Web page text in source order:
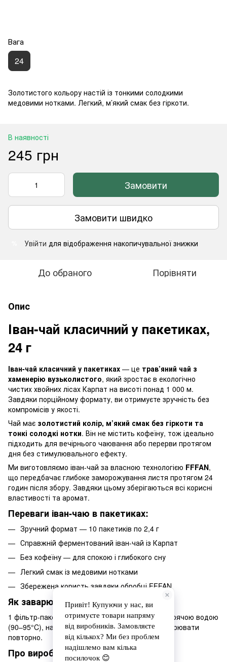
Вага
24
Золотистого кольору настій із тонкими солодкими
медовими нотками. Легкий, м’який смак без гіркоти.
В наявності
245 грн
Замовити
Замовити швидко
Увійти для відображення накопичувальної знижки
До обраного Порівняти
Опис
Іван-чай класичний у пакетиках,
24 г
Іван-чай класичний у пакетиках — це трав’яний чай з
хаменерію вузьколистого, який зростає в екологічно
чистих хвойних лісах Карпат на висоті понад 1 000 м.
Завдяки порційному формату, ви отримуєте зручність без
компромісів у якості.
Чай має золотистий колір, м’який смак без гіркоти та
тонкі солодкі нотки. Він не містить кофеїну, тож ідеально
підходить для вечірнього чаювання або перерви протягом
дня без стимулювального ефекту.
Ми виготовляємо іван-чай за власною технологією FFFAN,
що передбачає глибоке заморожування листя протягом 24
годин після збору. Завдяки цьому зберігаються всі корисні
властивості та аромат.
Переваги іван-чаю в пакетиках:
Зручний формат — 10 пакетиків по 2,4 г
Справжній ферментований іван-чай із Карпат
Без кофеїну — для спокою і глибокого сну
Легкий смак із медовими нотками
Збережена користь завдяки обробці FFFAN
Як заварювати іван-чай у пакетиках:
1 фільтр-пакет на чашку 200–250 мл. Залити гарячою водою
(90–95°C), настоювати 5–7 хвилин. Можна заварювати
повторно.
Про виробника Янко-чай